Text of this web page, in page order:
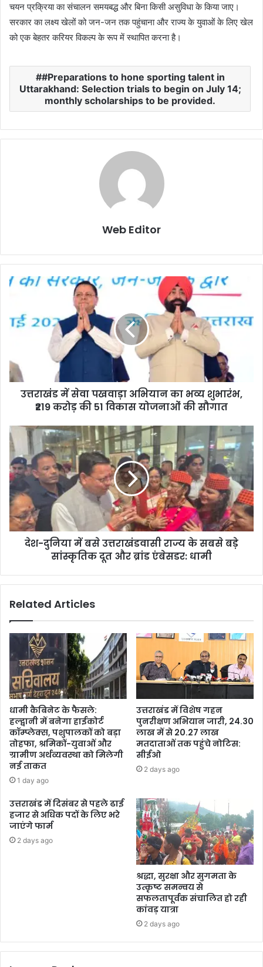
चयन प्रक्रिया का संचालन समयबद्ध और बिना किसी असुविधा के किया जाए।
सरकार का लक्ष्य खेलों को जन-जन तक पहुंचाना और राज्य के युवाओं के लिए खेल
को एक बेहतर करियर विकल्प के रूप में स्थापित करना है।
#Preparations to hone sporting talent in
Uttarakhand: Selection trials to begin on July 14;
monthly scholarships to be provided.
Web Editor
उत्तराखंड में सेवा पखवाड़ा अभियान का भव्य शुभारंभ,
₹219 करोड़ की 51 विकास योजनाओं की सौगात
देश-दुनिया में बसे उत्तराखंडवासी राज्य के सबसे बड़े
सांस्कृतिक दूत और ब्रांड एंबेसडर: धामी
Related Articles
धामी कैबिनेट के फैसले:
हल्द्वानी में बनेगा हाईकोर्ट
कॉम्प्लेक्स, पशुपालकों को बड़ा
तोहफा, श्रमिकों-युवाओं और
ग्रामीण अर्थव्यवस्था को मिलेगी
नई ताकत
1 day ago
उत्तराखंड में विशेष गहन
पुनरीक्षण अभियान जारी, 24.30
लाख में से 20.27 लाख
मतदाताओं तक पहुंचे नोटिस:
सीईओ
2 days ago
उत्तराखंड में दिसंबर से पहले ढाई
हजार से अधिक पदों के लिए भरे
जाएंगे फार्म
2 days ago
श्रद्धा, सुरक्षा और सुगमता के
उत्कृष्ट समन्वय से
सफलतापूर्वक संचालित हो रही
कांवड़ यात्रा
2 days ago